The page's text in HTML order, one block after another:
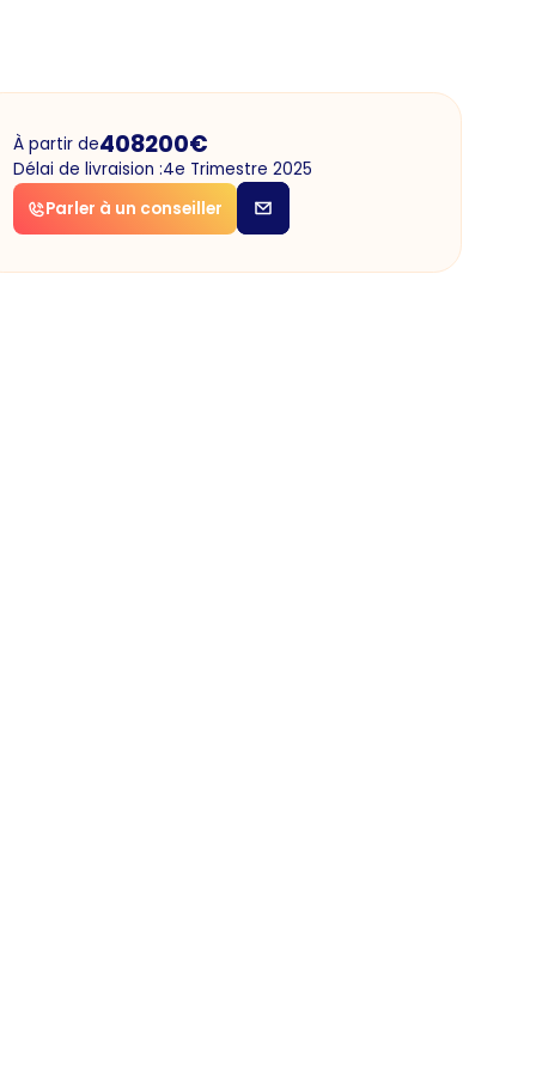
À partir de408200€
Délai de livraision :4e Trimestre 2025
Parler à un conseiller